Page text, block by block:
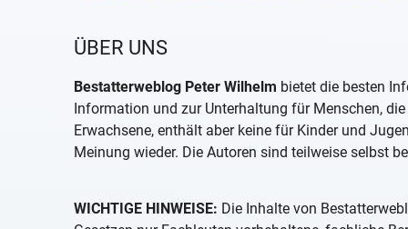
ÜBER UNS
Bestatterweblog Peter Wilhelm bietet die besten
Information und zur Unterhaltung für Menschen,
Erwachsene, enthält aber keine für Kinder und
Meinung wieder. Die Autoren sind teilweise selbst
WICHTIGE HINWEISE: Die Inhalte von